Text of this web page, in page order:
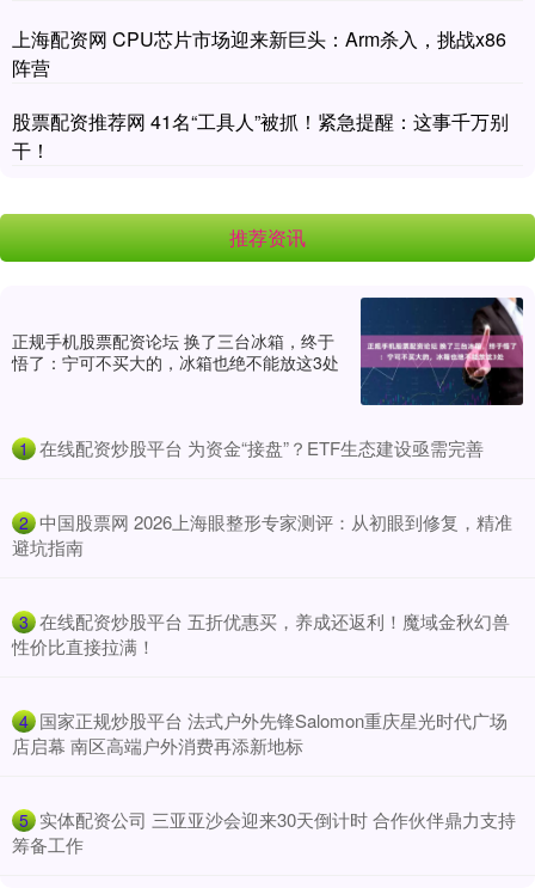
上海配资网 CPU芯片市场迎来新巨头：Arm杀入，挑战x86
阵营
股票配资推荐网 41名“工具人”被抓！紧急提醒：这事千万别
干！
推荐资讯
正规手机股票配资论坛 换了三台冰箱，终于
悟了：宁可不买大的，冰箱也绝不能放这3处
1 ​在线配资炒股平台 为资金“接盘”？ETF生态建设亟需完善
2 ​中国股票网 2026上海眼整形专家测评：从初眼到修复，精准
避坑指南
3 ​在线配资炒股平台 五折优惠买，养成还返利！魔域金秋幻兽
性价比直接拉满！
4 ​国家正规炒股平台 法式户外先锋Salomon重庆星光时代广场
店启幕 南区高端户外消费再添新地标
5 ​实体配资公司 三亚亚沙会迎来30天倒计时 合作伙伴鼎力支持
筹备工作